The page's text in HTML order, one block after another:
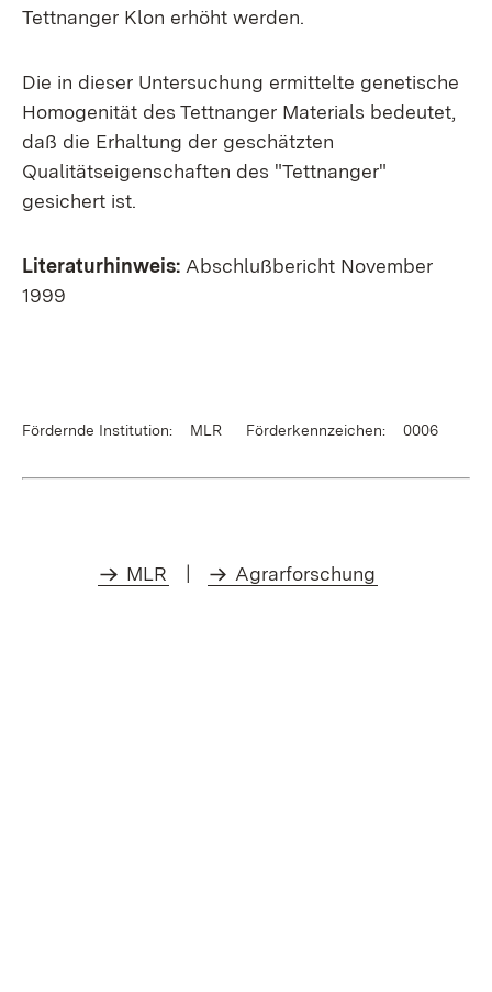
Tettnanger Klon erhöht werden.
Die in dieser Untersuchung ermittelte genetische
Homogenität des Tettnanger Materials bedeutet,
daß die Erhaltung der geschätzten
Qualitätseigenschaften des "Tettnanger"
gesichert ist.
Literaturhinweis: Abschlußbericht November
1999
Fördernde Institution: MLR Förderkennzeichen: 0006
MLR Agrarforschung